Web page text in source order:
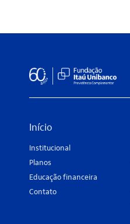
Início
Institucional
Planos
Educação financeira
Contato